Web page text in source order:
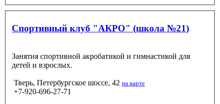
Спортивный клуб "АКРО" (школа №21)
Занятия спортивной акробатикой и гимнастикой для
детей и взрослых.
Тверь, Петербургское шоссе, 42 на карте
+7-920-696-27-71